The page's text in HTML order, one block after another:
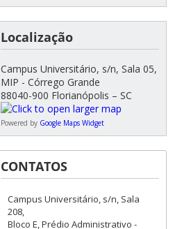
Localização
Campus Universitário, s/n, Sala 05,
MIP - Córrego Grande
88040-900 Florianópolis – SC
Powered by Google Maps Widget
CONTATOS
Campus Universitário, s/n, Sala
208,
Bloco E, Prédio Administrativo -